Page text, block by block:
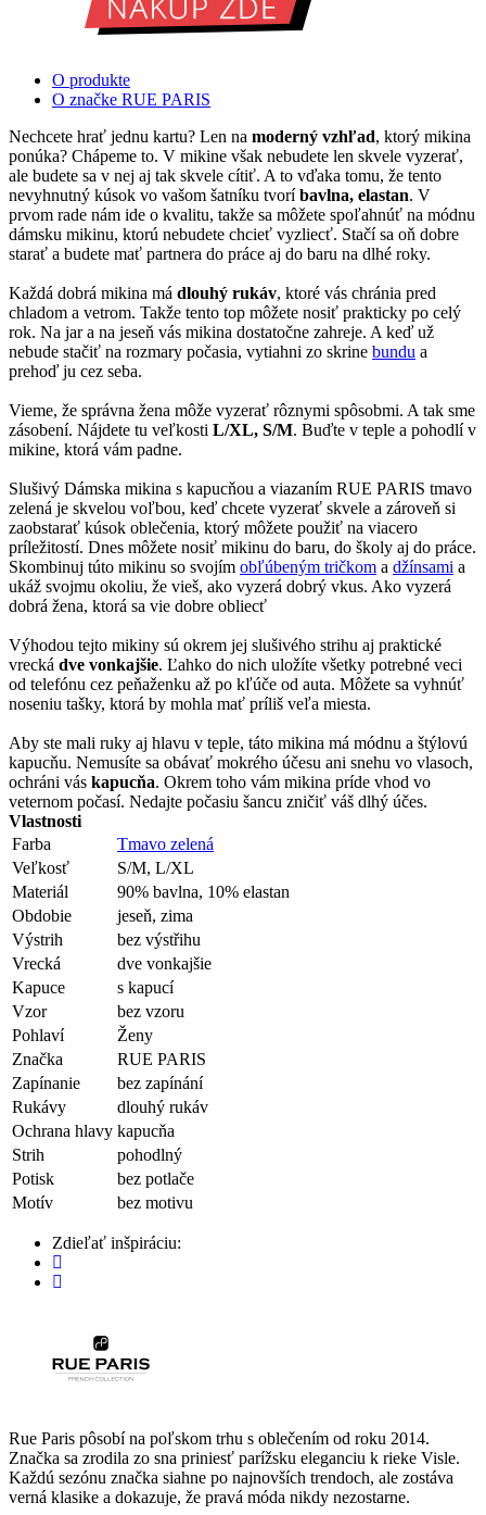
O produkte
O značke RUE PARIS
Nechcete hrať jednu kartu? Len na moderný vzhľad, ktorý mikina
ponúka? Chápeme to. V mikine však nebudete len skvele vyzerať,
ale budete sa v nej aj tak skvele cítiť. A to vďaka tomu, že tento
nevyhnutný kúsok vo vašom šatníku tvoríbavlna, elastan. V
prvom rade nám ide o kvalitu, takže sa môžete spoľahnúť na módnu
dámsku mikinu, ktorú nebudete chcieť vyzliecť. Stačí sa oň dobre
starať a budete mať partnera do práce aj do baru na dlhé roky.
Každá dobrá mikina má dlouhý rukáv, ktoré vás chránia pred
chladom a vetrom. Takže tento top môžete nosiť prakticky po celý
rok. Na jar a na jeseň vás mikina dostatočne zahreje. A keď už
nebude stačiť na rozmary počasia, vytiahni zo skrine bundu a
prehoď ju cez seba.
Vieme, že správna žena môže vyzerať rôznymi spôsobmi. A tak sme
zásobení. Nájdete tu veľkosti L/XL, S/M. Buďte v teple a pohodlí v
mikine, ktorá vám padne.
Slušivý Dámska mikina s kapucňou a viazaním RUE PARIS tmavo
zelená je skvelou voľbou, keď chcete vyzerať skvele a zároveň si
zaobstarať kúsok oblečenia, ktorý môžete použiť na viacero
príležitostí. Dnes môžete nosiť mikinu do baru, do školy aj do práce.
Skombinuj túto mikinu so svojím obľúbeným tričkom a džínsami a
ukáž svojmu okoliu, že vieš, ako vyzerá dobrý vkus. Ako vyzerá
dobrá žena, ktorá sa vie dobre obliecť
Výhodou tejto mikiny sú okrem jej slušivého strihu aj praktické
vrecká dve vonkajšie. Ľahko do nich uložíte všetky potrebné veci
od telefónu cez peňaženku až po kľúče od auta. Môžete sa vyhnúť
noseniu tašky, ktorá by mohla mať príliš veľa miesta.
Aby ste mali ruky aj hlavu v teple, táto mikina má módnu a štýlovú
kapucňu. Nemusíte sa obávať mokrého účesu ani snehu vo vlasoch,
ochráni vás kapucňa. Okrem toho vám mikina príde vhod vo
veternom počasí. Nedajte počasiu šancu zničiť váš dlhý účes.
Vlastnosti
Farba
Tmavo zelená
Veľkosť
S/M, L/XL
Materiál
90% bavlna, 10% elastan
Obdobie
jeseň, zima
Výstrih
bez výstřihu
Vrecká
dve vonkajšie
Kapuce
s kapucí
Vzor
bez vzoru
Pohlaví
Ženy
Značka
RUE PARIS
Zapínanie
bez zapínání
Rukávy
dlouhý rukáv
Ochrana hlavy kapucňa
Strih
pohodlný
Potisk
bez potlače
Motív
bez motivu
Zdieľať inšpiráciu:
Rue Paris pôsobí na poľskom trhu s oblečením od roku 2014.
Značka sa zrodila zo sna priniesť parížsku eleganciu k rieke Visle.
Každú sezónu značka siahne po najnovších trendoch, ale zostáva
verná klasike a dokazuje, že pravá móda nikdy nezostarne.